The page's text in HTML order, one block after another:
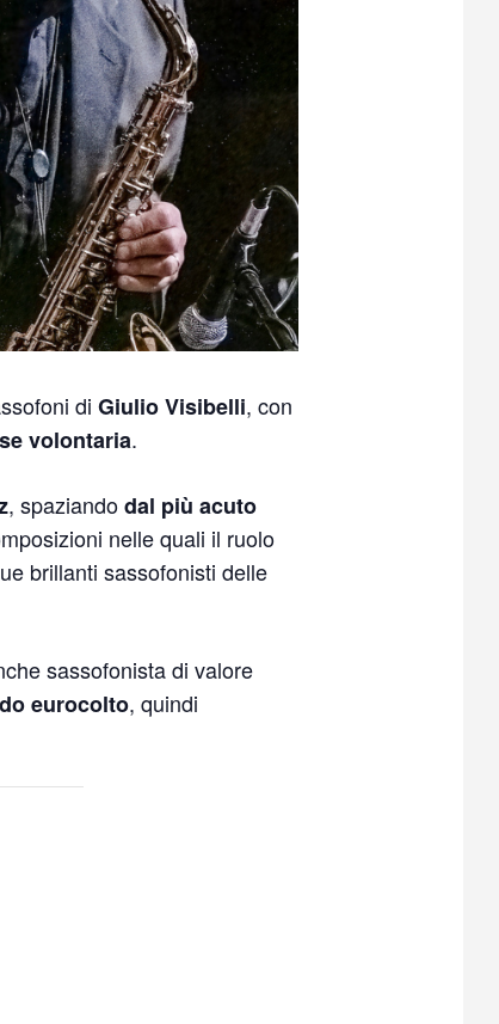
di Giulio Visibelli, con
volontaria.
, spaziandodal più acuto
nelle quali il ruolo
brillanti sassofonisti delle
sassofonista di valore
eurocolto, quindi